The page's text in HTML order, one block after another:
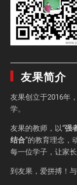
友果简介
友果创立于2016年
学。
友果的教师，以“强
结合”的教育理念，
每一位学子，让家
到友果，爱拼搏！